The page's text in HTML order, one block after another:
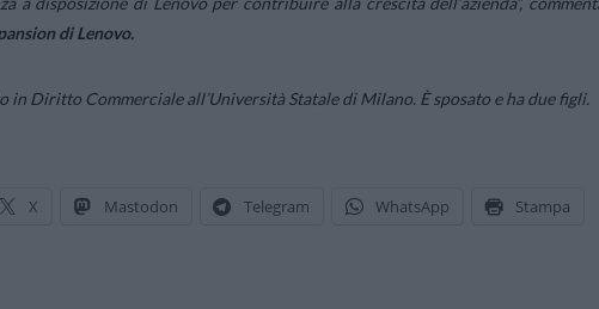
di Lenovo.
in Diritto Commerciale all’Università Statale di Milano. È sposato e ha due figli.
X Mastodon Telegram WhatsApp Stampa